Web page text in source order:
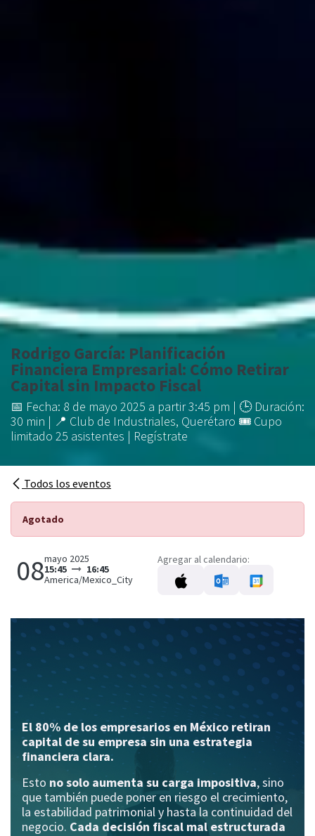
Rodrigo García: Planificación
Financiera Empresarial: Cómo Retirar
Capital sin Impacto Fiscal
📅 Fecha: 8 de mayo 2025 a partir 3:45 pm | 🕒 Duración:
30 min | 📍 Club de Industriales, Querétaro 🎟 Cupo
limitado 25 asistentes | Regístrate
Todos los eventos
Agotado
08mayo 2025
15:45
16:45
America/Mexico_City
Agregar al calendario:
El 80% de los empresarios en México retiran
capital de su empresa sin una estrategia
financiera clara.
Esto no solo aumenta su carga impositiva, sino
que también puede poner en riesgo el crecimiento,
la estabilidad patrimonial y hasta la continuidad del
negocio. Cada decisión fiscal mal estructurada